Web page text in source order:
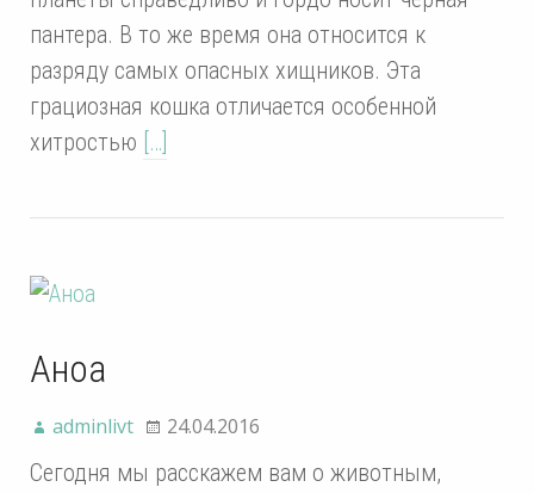
пантера. В то же время она относится к
разряду самых опасных хищников. Эта
грациозная кошка отличается особенной
хитростью […]
Аноа
adminlivt 24.04.2016
Сегодня мы расскажем вам о животным,